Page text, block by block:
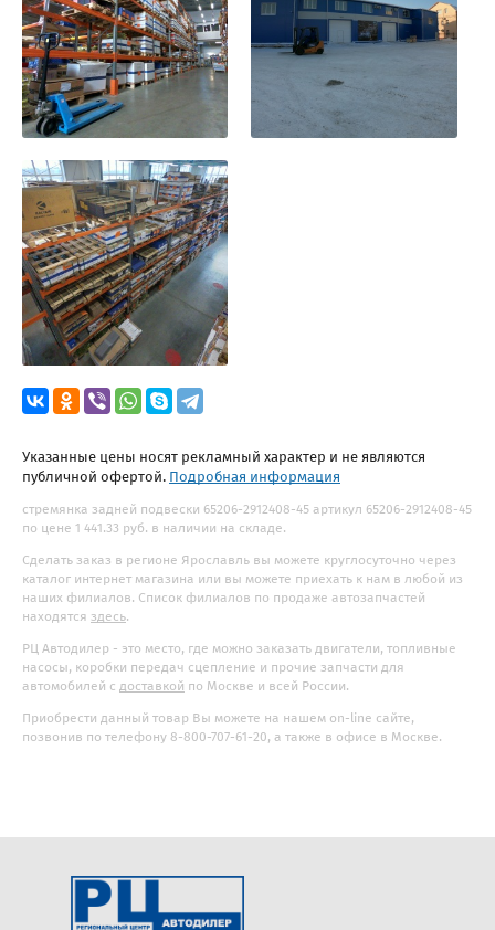
Указанные цены носят рекламный характер и не являются
публичной офертой. Подробная информация
стремянка задней подвески 65206-2912408-45 артикул 65206-2912408-45
по цене 1 441.33 руб. в наличии на складе.
Сделать заказ в регионе Ярославль вы можете круглосуточно через
каталог интернет магазина или вы можете приехать к нам в любой из
наших филиалов. Список филиалов по продаже автозапчастей
находятся здесь.
РЦ Автодилер - это место, где можно заказать двигатели, топливные
насосы, коробки передач сцепление и прочие запчасти для
автомобилей с доставкой по Москве и всей России.
Приобрести данный товар Вы можете на нашем on-line сайте,
позвонив по телефону 8-800-707-61-20, а также в офисе в Москве.